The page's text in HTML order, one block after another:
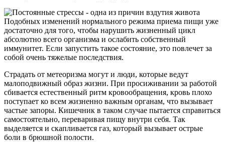
Подобных изменений нормального режима приема пищи уже
достаточно для того, чтобы нарушить жизненный цикл
абсолютно всего организма и ослабить собственный
иммунитет. Если запустить такое состояние, это повлечет за
собой очень тяжелые последствия.
Страдать от метеоризма могут и люди, которые ведут
малоподвижный образ жизни. При просиживании за работой
сбивается естественный ритм кровообращения, кровь плохо
поступает ко всем жизненно важным органам, что вызывает
частые запоры. Кишечник в таком случае пытается справиться
самостоятельно, переваривая пищу внутри себя. Так
выделяется и скапливается газ, который вызывает острые
боли в брюшной полости.